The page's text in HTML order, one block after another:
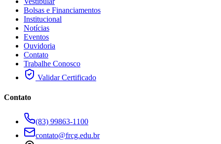
Bolsas e Financiamentos
Institucional
Notícias
Eventos
Ouvidoria
Contato
Trabalhe Conosco
Validar Certificado
Contato
(83) 99863-1100
contato@frcg.edu.br